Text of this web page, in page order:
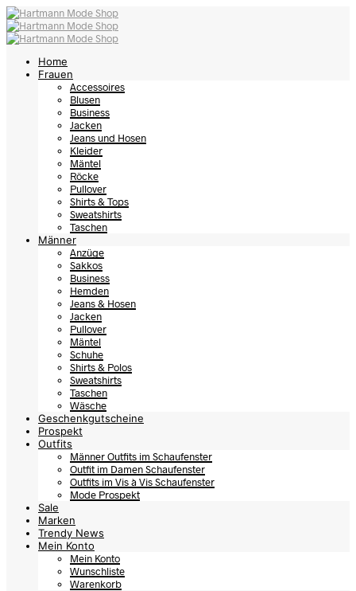
Home
Frauen
Accessoires
Blusen
Business
Jacken
Jeans und Hosen
Kleider
Mäntel
Röcke
Pullover
Shirts & Tops
Sweatshirts
Taschen
Männer
Anzüge
Sakkos
Business
Hemden
Jeans & Hosen
Jacken
Pullover
Mäntel
Schuhe
Shirts & Polos
Sweatshirts
Taschen
Wäsche
Geschenkgutscheine
Prospekt
Outfits
Männer Outfits im Schaufenster
Outfit im Damen Schaufenster
Outfits im Vis à Vis Schaufenster
Mode Prospekt
Sale
Marken
Trendy News
Mein Konto
Mein Konto
Wunschliste
Warenkorb